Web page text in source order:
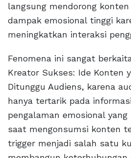
langsung mendorong
dampak emosional tinggi
meningkatkan interaksi
Fenomena ini sangat
Kreator Sukses: Ide Konten
Ditunggu Audiens, karena
hanya tertarik pada
pengalaman emosional
saat mengonsumsi konten
trigger menjadi salah satu